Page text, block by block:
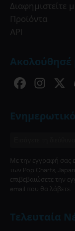
Διαφημιστείτε
Προϊόντα
API
Ακολούθησέ
Με την εγγραφή σας
των Pop Charts,
επιβεβαιώσετε την
email που θα λάβετε.
Τελευταία